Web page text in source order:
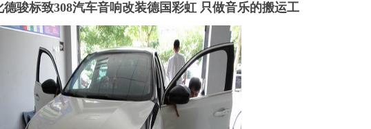
德骏标致308汽车音响改装德国彩虹 只做音乐的搬运工